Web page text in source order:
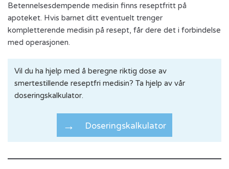
Betennelsesdempende medisin finns reseptfritt på
apoteket. Hvis barnet ditt eventuelt trenger
kompletterende medisin på resept, får dere det i forbindelse
med operasjonen.
Vil du ha hjelp med å beregne riktig dose av
smertestillende reseptfri medisin? Ta hjelp av vår
doseringskalkulator.
Doseringskalkulator